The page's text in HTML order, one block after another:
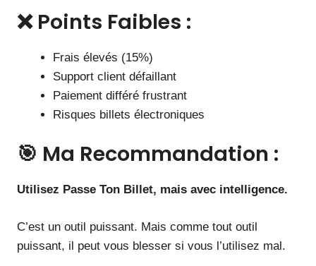
❌ Points Faibles :
Frais élevés (15%)
Support client défaillant
Paiement différé frustrant
Risques billets électroniques
🎯 Ma Recommandation :
Utilisez Passe Ton Billet, mais avec intelligence.
C’est un outil puissant. Mais comme tout outil
puissant, il peut vous blesser si vous l’utilisez mal.